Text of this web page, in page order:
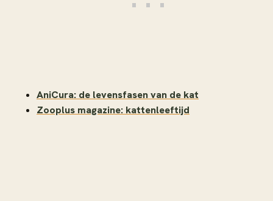
AniCura: de levensfasen van de kat
Zooplus magazine: kattenleeftijd